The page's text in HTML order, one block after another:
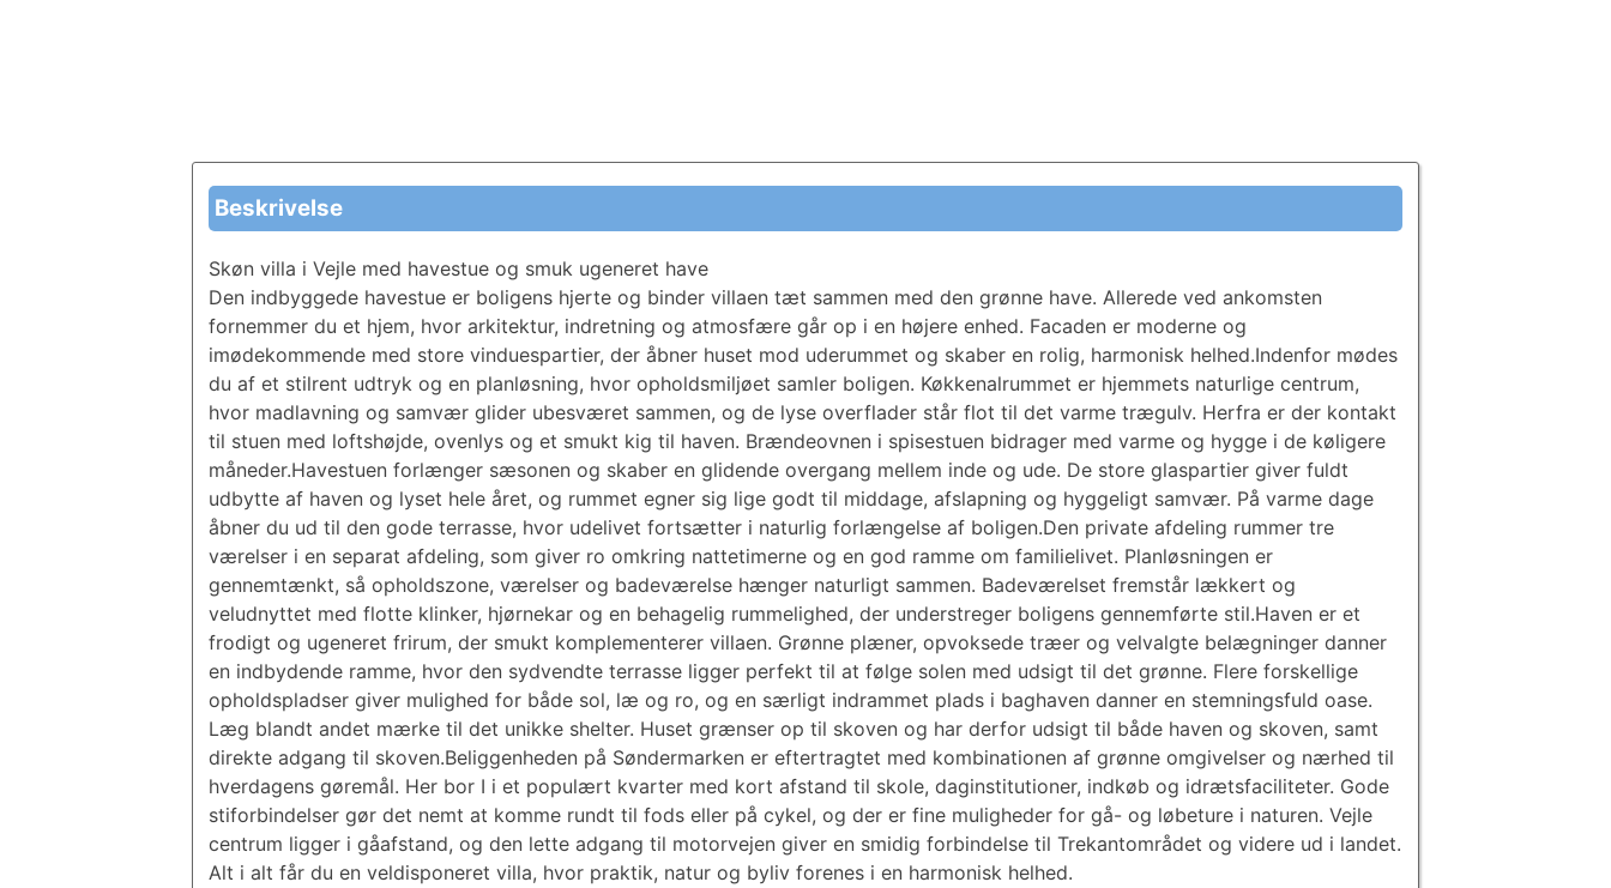
Beskrivelse
Skøn villa i Vejle med havestue og smuk ugeneret have
Den indbyggede havestue er boligens hjerte og binder villaen tæt sammen med den grønne have. Allerede ved ankomsten
fornemmer du et hjem, hvor arkitektur, indretning og atmosfære går op i en højere enhed. Facaden er moderne og
imødekommende med store vinduespartier, der åbner huset mod uderummet og skaber en rolig, harmonisk helhed.Indenfor mødes
du af et stilrent udtryk og en planløsning, hvor opholdsmiljøet samler boligen. Køkkenalrummet er hjemmets naturlige centrum,
hvor madlavning og samvær glider ubesværet sammen, og de lyse overflader står flot til det varme trægulv. Herfra er der kontakt
til stuen med loftshøjde, ovenlys og et smukt kig til haven. Brændeovnen i spisestuen bidrager med varme og hygge i de køligere
måneder.Havestuen forlænger sæsonen og skaber en glidende overgang mellem inde og ude. De store glaspartier giver fuldt
udbytte af haven og lyset hele året, og rummet egner sig lige godt til middage, afslapning og hyggeligt samvær. På varme dage
åbner du ud til den gode terrasse, hvor udelivet fortsætter i naturlig forlængelse af boligen.Den private afdeling rummer tre
værelser i en separat afdeling, som giver ro omkring nattetimerne og en god ramme om familielivet. Planløsningen er
gennemtænkt, så opholdszone, værelser og badeværelse hænger naturligt sammen. Badeværelset fremstår lækkert og
veludnyttet med flotte klinker, hjørnekar og en behagelig rummelighed, der understreger boligens gennemførte stil.Haven er et
frodigt og ugeneret frirum, der smukt komplementerer villaen. Grønne plæner, opvoksede træer og velvalgte belægninger danner
en indbydende ramme, hvor den sydvendte terrasse ligger perfekt til at følge solen med udsigt til det grønne. Flere forskellige
opholdspladser giver mulighed for både sol, læ og ro, og en særligt indrammet plads i baghaven danner en stemningsfuld oase.
Læg blandt andet mærke til det unikke shelter. Huset grænser op til skoven og har derfor udsigt til både haven og skoven, samt
direkte adgang til skoven.Beliggenheden på Søndermarken er eftertragtet med kombinationen af grønne omgivelser og nærhed til
hverdagens gøremål. Her bor I i et populært kvarter med kort afstand til skole, daginstitutioner, indkøb og idrætsfaciliteter. Gode
stiforbindelser gør det nemt at komme rundt til fods eller på cykel, og der er fine muligheder for gå- og løbeture i naturen. Vejle
centrum ligger i gåafstand, og den lette adgang til motorvejen giver en smidig forbindelse til Trekantområdet og videre ud i landet.
Alt i alt får du en veldisponeret villa, hvor praktik, natur og byliv forenes i en harmonisk helhed.